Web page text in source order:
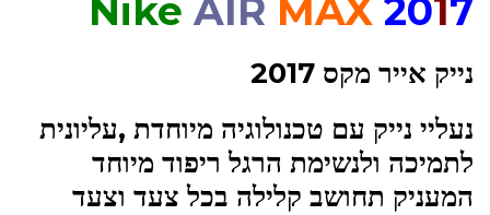
Nike AIR MAX 201 7
נייק אייר מקס 2017
נעליי נייק עם טכנולוגיה מיוחדת ,עליונית
לתמיכה ולנשימת הרגל ריפוד מיוחד
המעניק תחושב קלילה בכל צעד וצעד